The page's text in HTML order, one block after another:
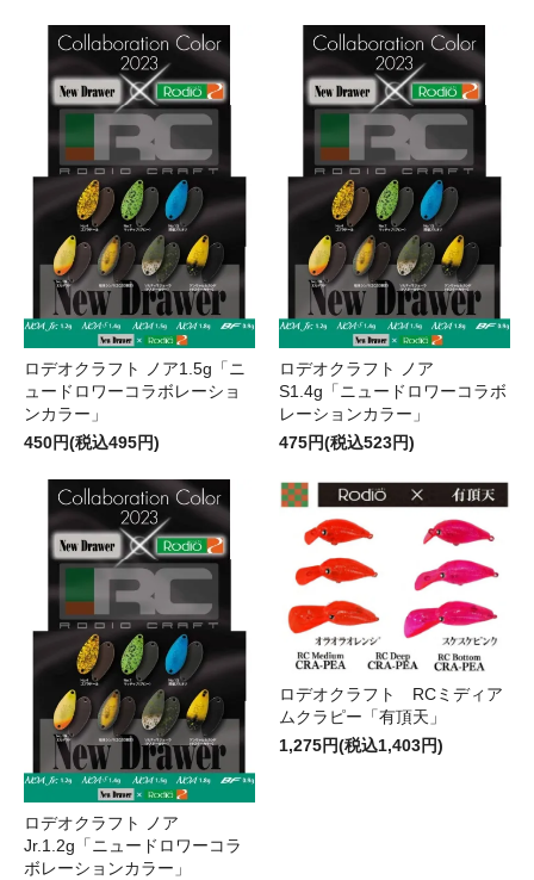
ロデオクラフト ノア1.5g「ニ
ュードロワーコラボレーショ
ンカラー」
450円(税込495円)
ロデオクラフト ノア
S1.4g「ニュードロワーコラボ
レーションカラー」
475円(税込523円)
ロデオクラフト ノア
Jr.1.2g「ニュードロワーコラ
ボレーションカラー」
ロデオクラフト RCミディア
ムクラピー「有頂天」
1,275円(税込1,403円)